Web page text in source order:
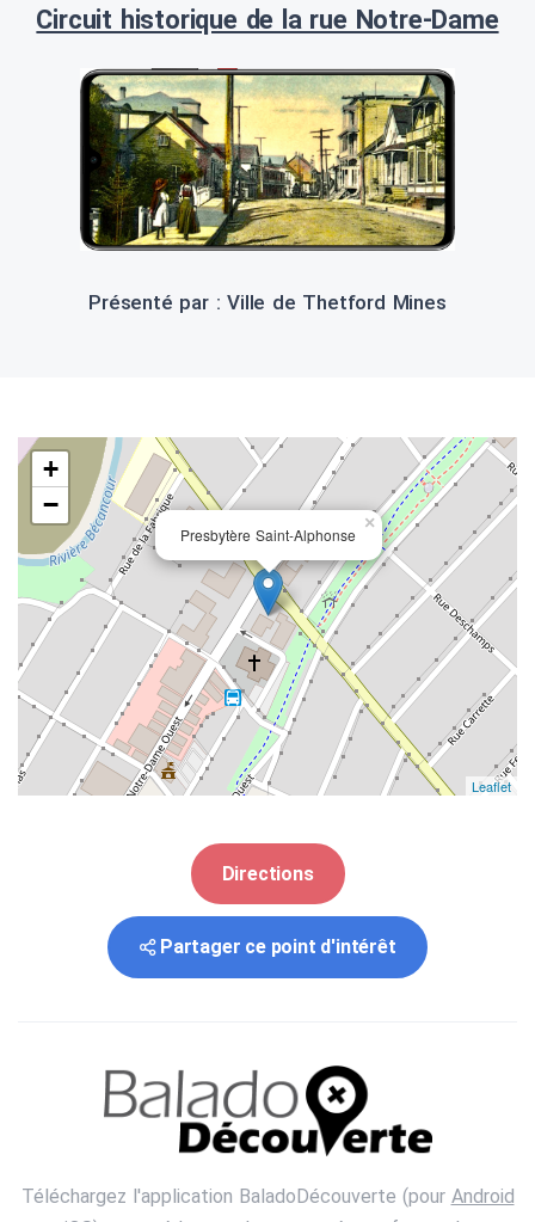
Circuit historique de la rue Notre-Dame
Présenté par : Ville de Thetford Mines
Presbytère Saint-Alphonse
×
+
−
Leaflet
Directions
Partager ce point d'intérêt
Téléchargez l'application BaladoDécouverte (pour Android